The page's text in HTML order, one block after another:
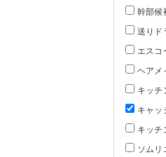
幹部候
送りド
エスコ
ヘアメ
キッチ
キャッ
キッチ
ソムリ